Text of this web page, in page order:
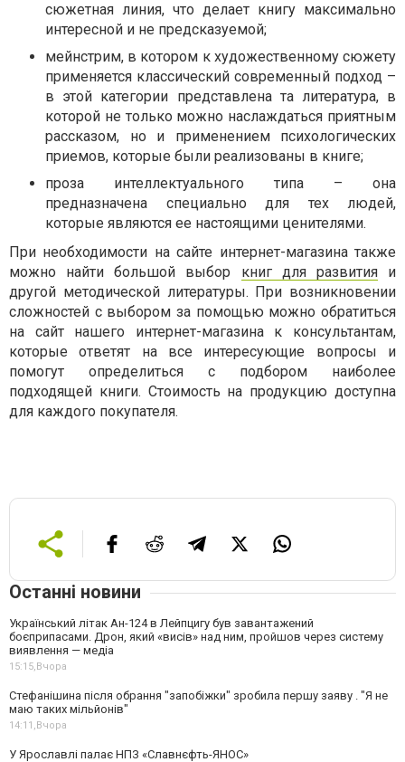
сюжетная линия, что делает книгу максимально
интересной и не предсказуемой;
мейнстрим, в котором к художественному сюжету
применяется классический современный подход –
в этой категории представлена та литература, в
которой не только можно наслаждаться приятным
рассказом, но и применением психологических
приемов, которые были реализованы в книге;
проза интеллектуального типа – она
предназначена специально для тех людей,
которые являются ее настоящими ценителями.
При необходимости на сайте интернет-магазина также
можно найти большой выбор книг для развитияи
другой методической литературы. При возникновении
сложностей с выбором за помощью можно обратиться
на сайт нашего интернет-магазина к консультантам,
которые ответят на все интересующие вопросы и
помогут определиться с подбором наиболее
подходящей книги. Стоимость на продукцию доступна
для каждого покупателя.
Останні новини
Український літак Ан-124 в Лейпцигу був завантажений
боєприпасами. Дрон, який «висів» над ним, пройшов через систему
виявлення — медіа
15:15, Вчора
Стефанішина після обрання "запобіжки" зробила першу заяву . "Я не
маю таких мільйонів"
14:11, Вчора
У Ярославлі палає НПЗ «Славнєфть-ЯНОС»